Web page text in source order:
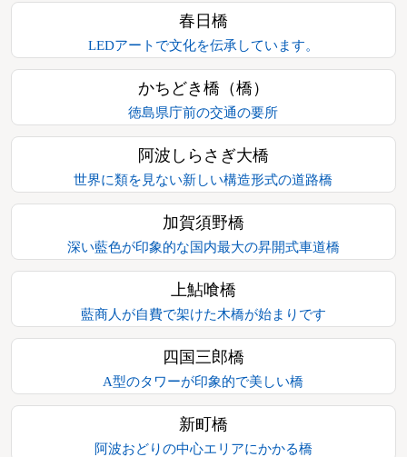
春日橋
LEDアートで文化を伝承しています。
かちどき橋（橋）
徳島県庁前の交通の要所
阿波しらさぎ大橋
世界に類を見ない新しい構造形式の道路橋
加賀須野橋
深い藍色が印象的な国内最大の昇開式車道橋
上鮎喰橋
藍商人が自費で架けた木橋が始まりです
四国三郎橋
A型のタワーが印象的で美しい橋
新町橋
阿波おどりの中心エリアにかかる橋